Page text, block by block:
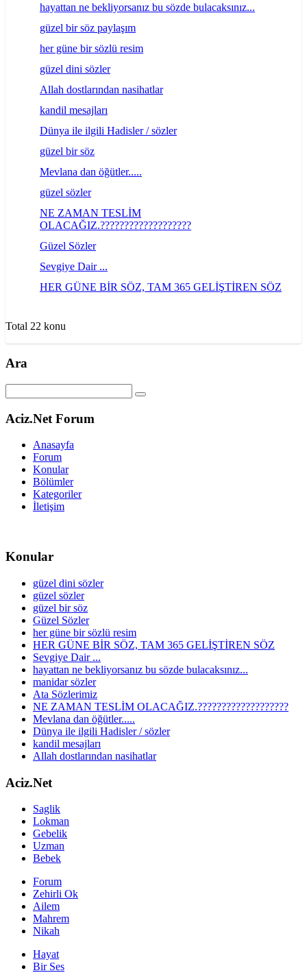
hayattan ne bekliyorsanız bu sözde bulacaksınız...
güzel bir söz paylaşım
her güne bir sözlü resim
güzel dini sözler
Allah dostlarından nasihatlar
kandil mesajları
Dünya ile ilgili Hadisler / sözler
güzel bir söz
Mevlana dan öğütler.....
güzel sözler
NE ZAMAN TESLİM
OLACAĞIZ.???????????????????
Güzel Sözler
Sevgiye Dair ...
HER GÜNE BİR SÖZ, TAM 365 GELİŞTİREN SÖZ
Total 22 konu
Ara
Aciz.Net Forum
Anasayfa
Forum
Konular
Bölümler
Kategoriler
İletişim
Konular
güzel dini sözler
güzel sözler
güzel bir söz
Güzel Sözler
her güne bir sözlü resim
HER GÜNE BİR SÖZ, TAM 365 GELİŞTİREN SÖZ
Sevgiye Dair ...
hayattan ne bekliyorsanız bu sözde bulacaksınız...
manidar sözler
Ata Sözlerimiz
NE ZAMAN TESLİM OLACAĞIZ.???????????????????
Mevlana dan öğütler.....
Dünya ile ilgili Hadisler / sözler
kandil mesajları
Allah dostlarından nasihatlar
Aciz.Net
Saglik
Lokman
Gebelik
Uzman
Bebek
Forum
Zehirli Ok
Ailem
Mahrem
Nikah
Hayat
Bir Ses